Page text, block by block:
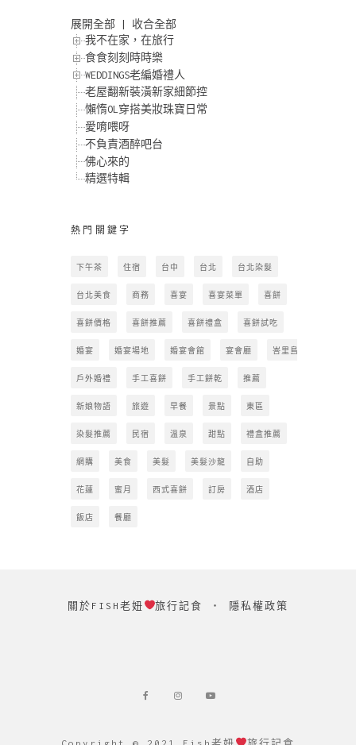
展開全部
收合全部
我不在家，在旅行
食食刻刻時時樂
WEDDINGS老編婚禮人
老屋翻新裝潢新家細節控
懶惰OL穿搭美妝珠寶日常
愛唷喂呀
不負責酒醉吧台
佛心來的
精選特輯
熱門關鍵字
下午茶 住宿 台中 台北 台北染髮
台北美食 商務 喜宴 喜宴菜單 喜餅
喜餅價格 喜餅推薦 喜餅禮盒 喜餅試吃
婚宴 婚宴場地 婚宴會館 宴會廳 峇里島
戶外婚禮 手工喜餅 手工餅乾 推薦
新娘物語 旅遊 早餐 景點 東區
染髮推薦 民宿 溫泉 甜點 禮盒推薦
網購 美食 美髮 美髮沙龍 自助
花蓮 蜜月 西式喜餅 訂房 酒店
飯店 餐廳
關於FISH老妞 旅行記食 ‧ 隱私權政策